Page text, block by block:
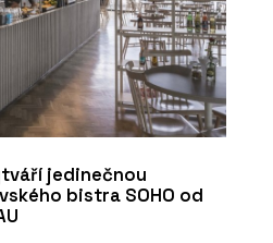
jedinečnou
bistra SOHO od